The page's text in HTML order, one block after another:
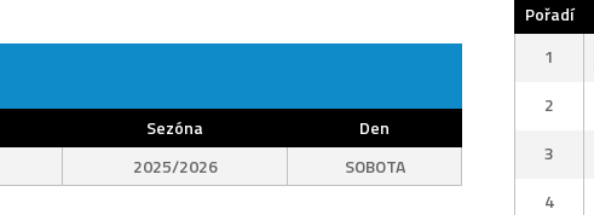
Sezóna
Den
2025/2026 SOBOTA
Pořadí
1
2
3
4